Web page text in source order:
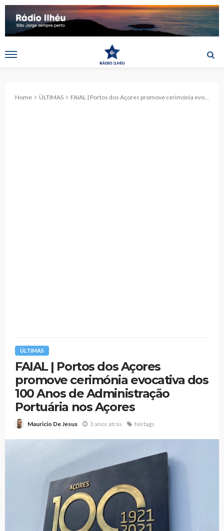
Home ÚLTIMAS FAIAL | Portos dos Açores promove cerimónia evocativa dos 100 Anos de Administração Portuária nos Açores
ÚLTIMAS
FAIAL | Portos dos Açores
promove cerimónia evocativa dos
100 Anos de Administração
Portuária nos Açores
Mauricio De Jesus 3 anos atrás No tags